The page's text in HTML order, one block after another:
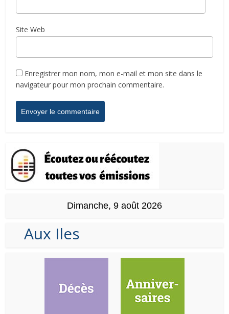
Site Web
Enregistrer mon nom, mon e-mail et mon site dans le
navigateur pour mon prochain commentaire.
Dimanche, 9 août 2026
Aux Iles